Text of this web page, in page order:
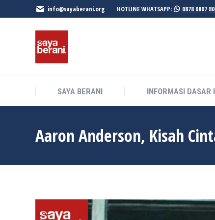
info@sayaberani.org HOTLINE WHATSAPP: 0878 0807
SAYA BERANI INFORMASI DASAR
Aaron Anderson, Kisah
SAYA BERANI INFORMASI DASAR